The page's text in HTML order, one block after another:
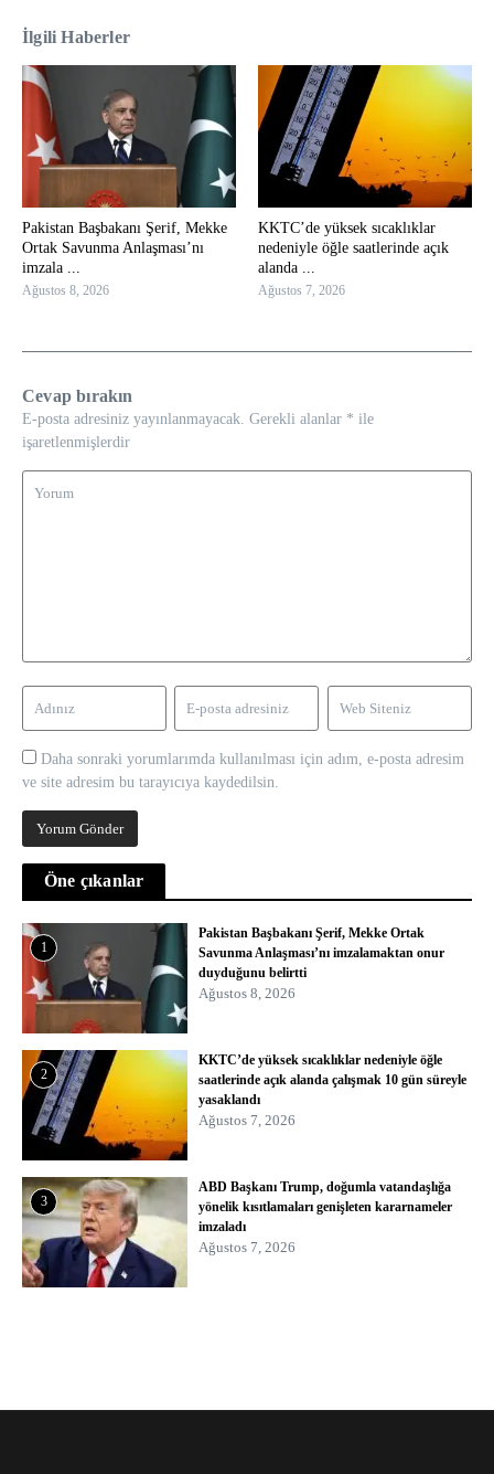
İlgili Haberler
Pakistan Başbakanı Şerif, Mekke
Ortak Savunma Anlaşması’nı
imzala ...
Ağustos 8, 2026
KKTC’de yüksek sıcaklıklar
nedeniyle öğle saatlerinde açık
alanda ...
Ağustos 7, 2026
Cevap bırakın
E-posta adresiniz yayınlanmayacak. Gerekli alanlar * ile
işaretlenmişlerdir
Daha sonraki yorumlarımda kullanılması için adım, e-posta adresim
ve site adresim bu tarayıcıya kaydedilsin.
Öne çıkanlar
1
Pakistan Başbakanı Şerif, Mekke Ortak
Savunma Anlaşması’nı imzalamaktan onur
duyduğunu belirtti
Ağustos 8, 2026
2
KKTC’de yüksek sıcaklıklar nedeniyle öğle
saatlerinde açık alanda çalışmak 10 gün süreyle
yasaklandı
Ağustos 7, 2026
3
ABD Başkanı Trump, doğumla vatandaşlığa
yönelik kısıtlamaları genişleten kararnameler
imzaladı
Ağustos 7, 2026